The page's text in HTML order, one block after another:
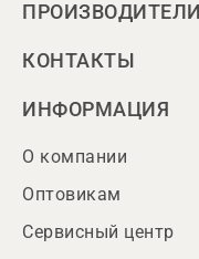
ПРОИЗВОДИТЕЛИ
КОНТАКТЫ
ИНФОРМАЦИЯ
О компании
Оптовикам
Сервисный центр